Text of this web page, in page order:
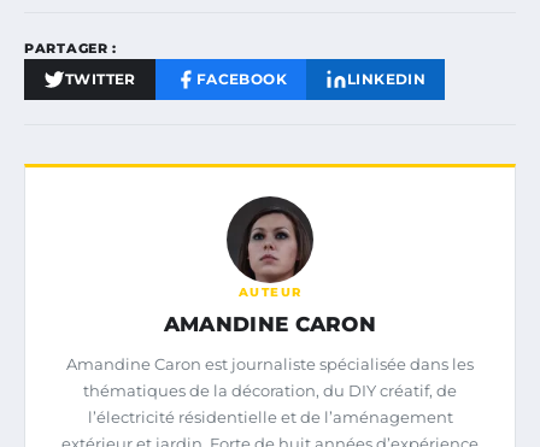
PARTAGER :
TWITTER FACEBOOK LINKEDIN
AUTEUR
AMANDINE CARON
Amandine Caron est journaliste spécialisée dans les
thématiques de la décoration, du DIY créatif, de
l’électricité résidentielle et de l’aménagement
extérieur et jardin. Forte de huit années d’expérience